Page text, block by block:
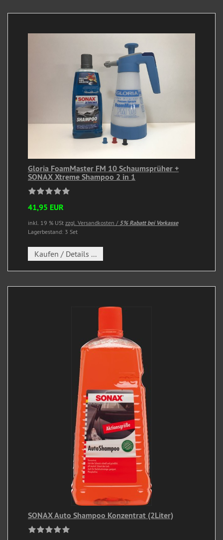
Gloria FoamMaster FM 10 Schaumsprüher +
SONAX Xtreme Shampoo 2 in 1
41,95 EUR
inkl. 19 % USt zzgl. Versandkosten / 5% Rabatt bei Vorkasse
Lagerbestand: 3 Set
Kaufen / Details ...
SONAX Auto Shampoo Konzentrat (2Liter)